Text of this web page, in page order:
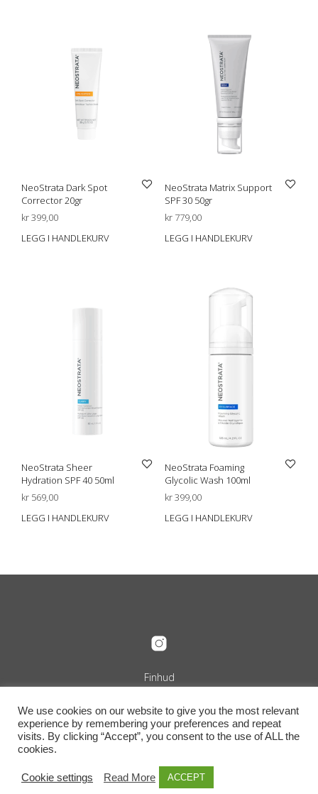
NeoStrata Dark Spot
Corrector 20gr
kr399,00
LEGG I HANDLEKURV
NeoStrata Matrix Support
SPF 30 50gr
kr779,00
LEGG I HANDLEKURV
NeoStrata Sheer
Hydration SPF 40 50ml
kr 569,00
LEGG I HANDLEKURV
NeoStrata Foaming
Glycolic Wash 100ml
kr399,00
LEGG I HANDLEKURV
Finhud
Org.nr. 989 240 889
+47 916 29 322
info@finhud.no
Niels Juels Gate 25, 0257 Oslo
We use cookies on our website to give you the most relevant
experience by remembering your preferences and repeat
visits. By clicking “Accept”, you consent to the use of ALL the
cookies.
Cookie settings Read More ACCEPT